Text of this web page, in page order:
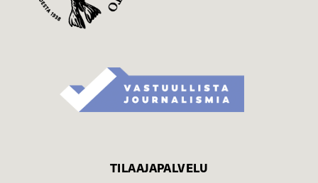
TILAAJAPALVELU